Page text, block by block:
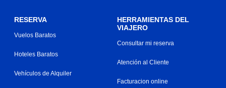
RESERVA
Vuelos Baratos
Hoteles Baratos
Vehículos de Alquiler
HERRAMIENTAS DEL
VIAJERO
Consultar mi reserva
Atención al Cliente
Facturacion online